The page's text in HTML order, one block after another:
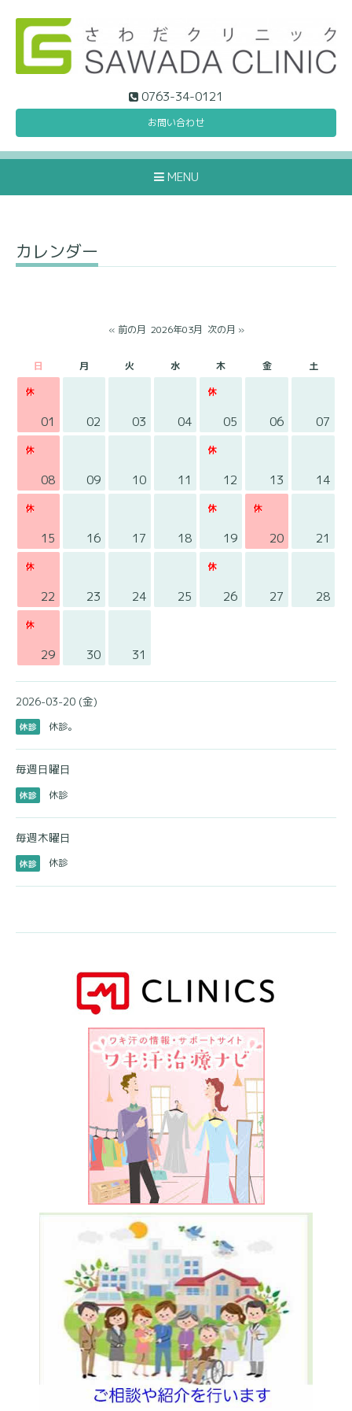
0763-34-0121
お問い合わせ
MENU
カレンダー
« 前の月 2026年03月 次の月 »
日 月 火 水 木 金 土
01 02 03 04 05 06 07
08 09 10 11 12 13 14
15 16 17 18 19 20 21
22 23 24 25 26 27 28
29 30 31
2026-03-20 (金)
休診 休診。
毎週日曜日
休診 休診
毎週木曜日
休診 休診